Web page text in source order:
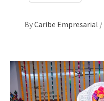
ByCaribe Empresarial /